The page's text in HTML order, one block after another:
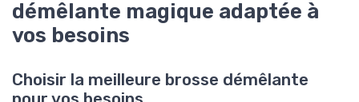
démêlante magique adaptée à
vos besoins
Choisir la meilleure brosse démêlante